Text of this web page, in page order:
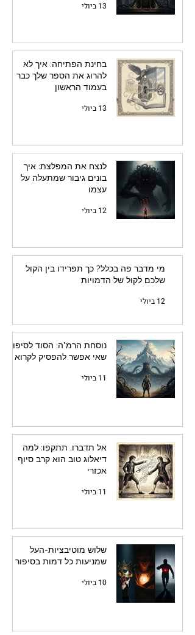
13 ביולי
בחינת הפתיחה: איך לא
להרוג את הספר שלך כבר
בעמוד הראשון
13 ביולי
לנצח את המפלצת: איך
בונים גיבור שמתעלה על
עצמו
12 ביולי
מי מדבר פה בכלל? כך תפרידו בין הקול
שלכם לקול של הדמויות
12 ביולי
נוסחת הרמ"ה: הסוד לסיפור
שאי אפשר להפסיק לקרוא
11 ביולי
אל תדברו, תתקפו: למה
דיאלוג טוב הוא קרב סיוף
אכזרי
11 ביולי
שלוש מוטיבציות-העל
שמניעות כל דמות בסיפור
10 ביולי